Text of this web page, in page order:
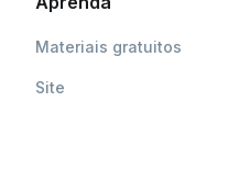
Materiais gratuitos
Site